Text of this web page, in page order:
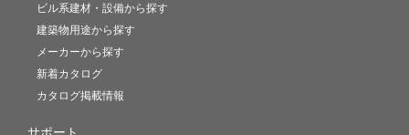
ビル系建材・設備から探す
建築物用途から探す
メーカーから探す
新着カタログ
カタログ掲載情報